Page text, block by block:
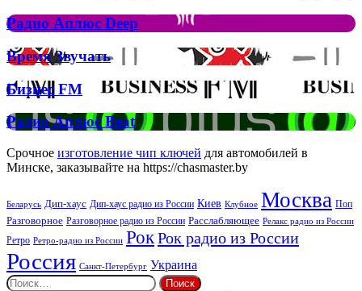
Джона
та
Брітні
Спірс
Рок
Радио
Аплюс
Deep
Радио Аплюс Deep
Время
Звучать
Время Звучать
Бизнес
Бизнес FM
Радио
Аплюс
Beat
Радио Аплюс Beat
Срочное изготовление чип ключей для автомобилей в
Минске, заказывайте на https://chasmaster.by
Беларусь Дип-хаус Дип-хаус радио из России Киев Клубное Москва Поп
Разговорное Разговорное радио из России Расслабляющее Релакс радио из России
Ретро Ретро-радио из России РокРок радио из России
Россия Санкт-Петербург Украина
Найти: